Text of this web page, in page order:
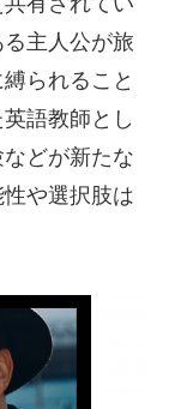
主人公が旅
られること
語教師とし
どが新たな
や選択肢は